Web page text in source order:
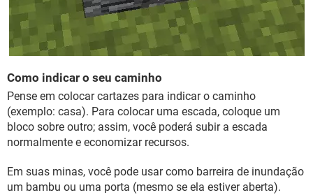
Como indicar o seu caminho
Pense em colocar cartazes para indicar o caminho
(exemplo: casa). Para colocar uma escada, coloque um
bloco sobre outro; assim, você poderá subir a escada
normalmente e economizar recursos.
Em suas minas, você pode usar como barreira de inundação
um bambu ou uma porta (mesmo se ela estiver aberta).